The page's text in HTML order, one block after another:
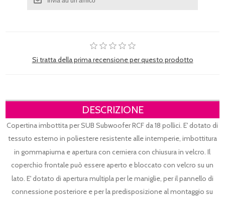
Si tratta della prima recensione per questo prodotto
DESCRIZIONE
Copertina imbottita per SUB Subwoofer RCF da 18 pollici. E' dotato di
tessuto esterno in poliestere resistente alle intemperie, imbottitura
in gommapiuma e apertura con cerniera con chiusura in velcro. Il
coperchio frontale può essere aperto e bloccato con velcro su un
lato. E' dotato di apertura multipla per le maniglie, per il pannello di
connessione posteriore e per la predisposizione al montaggio su